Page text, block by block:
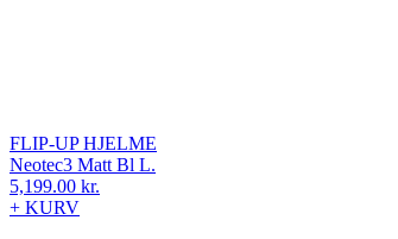
FLIP-UP HJELME
Neotec3 Matt Bl L.
5,199.00 kr.
+ KURV